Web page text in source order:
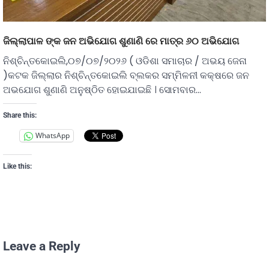
ଜିଲ୍ଲାପାଳ ଙ୍କ ଜନ ଅଭିଯୋଗ ଶୁଣାଣି ରେ ମାତ୍ର ୬୦ ଅଭିଯୋଗ
ନିଶ୍ଚିନ୍ତକୋଇଲି,୦୭/୦୭/୨୦୨୬ ( ଓଡିଶା ସମାଚାର / ଅଭୟ ଜେନା
)କଟକ ଜିଲ୍ଲାର ନିଶ୍ଚିନ୍ତକୋଇଲି ବ୍ଲକର ସମ୍ମିଳନୀ କକ୍ଷରେ ଜନ
ଅଭଯୋଗ ଶୁଣାଣି ଅନୁଷ୍ଠିତ ହୋଇଯାଇଛି । ସୋମବାର…
Share this:
WhatsApp
Like this:
Leave a Reply